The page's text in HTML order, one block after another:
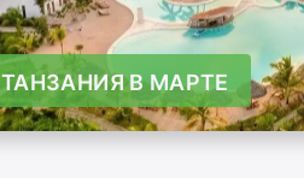
ТАНЗАНИЯ В МАРТЕ